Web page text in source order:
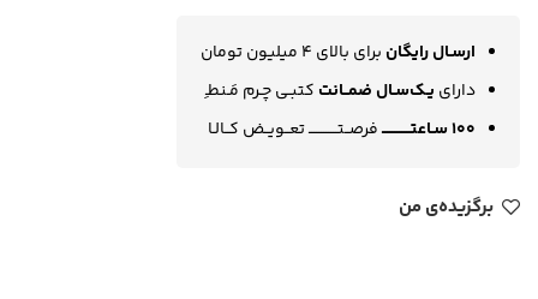
ارسـال رایگان برای بالای 4 میلیون تومان
دارای یـک‌سـال ضمــانت کتبـی چـرم مَـنطـِ
100 سـاعتــــــــــــ
فرصــتــــــــــــ تعــویــض کــالـا
برگزیده‌ی من